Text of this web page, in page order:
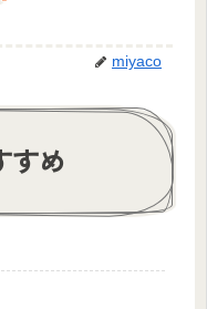
miyaco
すめ